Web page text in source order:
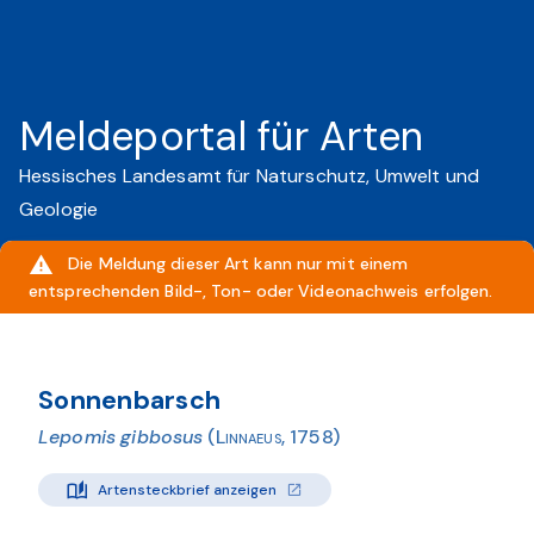
Meldeportal für Arten
Hessisches Landesamt für Naturschutz, Umwelt und
Geologie
Die Meldung dieser Art kann nur mit einem
entsprechenden Bild-, Ton- oder Videonachweis erfolgen.
Sonnenbarsch
Lepomis gibbosus (Linnaeus, 1758)
Artensteckbrief anzeigen